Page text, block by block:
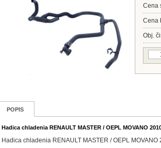
Cena
Cena
Obj.
POPIS
Hadica chladenia RENAULT MASTER / OEPL MOVANO
Hadica chladenia RENAULT MASTER / OEPL MOVANO